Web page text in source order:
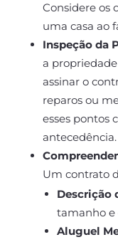
Considere os
uma casa ao
Inspeção da
a
assinar o
reparos ou
esses pontos
antecedência.
Um contrato
Descrição
tamanho e
Aluguel